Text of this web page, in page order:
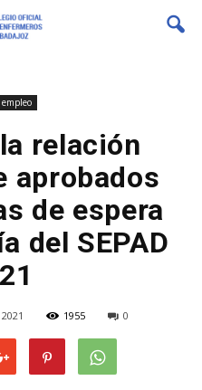
relación
aprobados
de espera
del SEPAD
1955 0